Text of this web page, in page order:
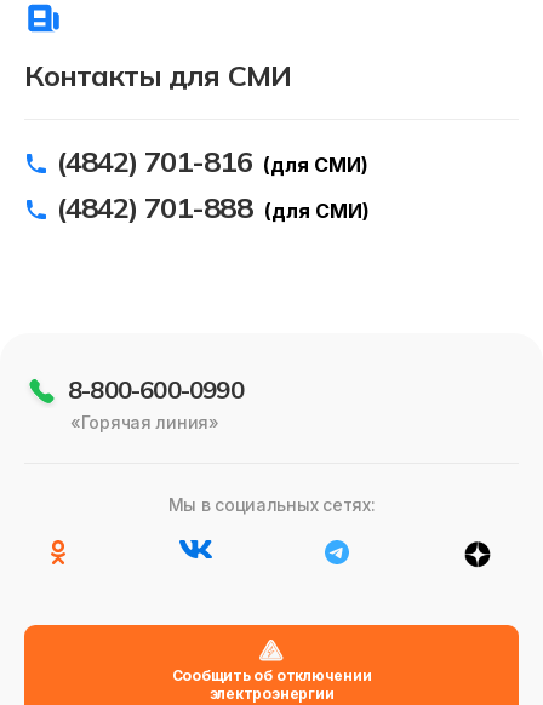
Контакты для СМИ
(4842) 701-816 (для СМИ)
(4842) 701-888 (для СМИ)
8-800-600-0990
«Горячая линия»
Мы в социальных сетях:
Сообщить об отключении
электроэнергии